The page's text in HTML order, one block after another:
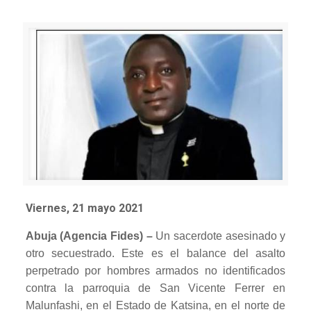
Viernes, 21 mayo 2021
Abuja (Agencia Fides) –Un sacerdote asesinado y
otro secuestrado. Este es el balance del asalto
perpetrado por hombres armados no identificados
contra la parroquia de San Vicente Ferrer en
Malunfashi, en el Estado de Katsina, en el norte de